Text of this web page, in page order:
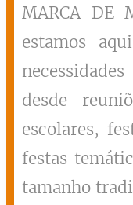
MARCA DE
estamos
desde
escolares,
festas
tamanho